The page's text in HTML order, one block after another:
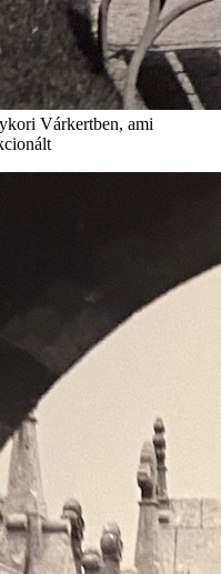
Várkertben, ami